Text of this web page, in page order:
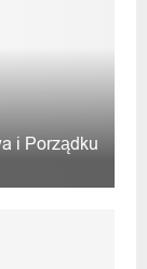
i Porządku